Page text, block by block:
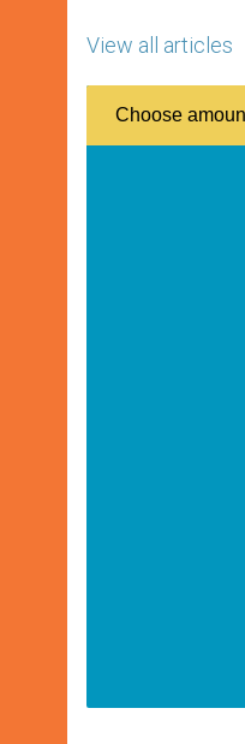
View all articles